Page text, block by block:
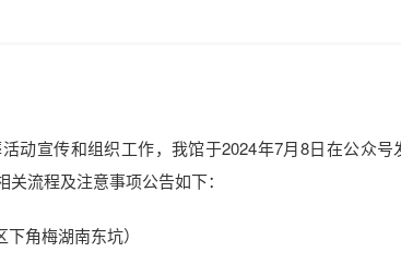
宣传和组织工作，我馆于2024年7月8日在公众号
流程及注意事项公告如下：
角梅湖南东坑）